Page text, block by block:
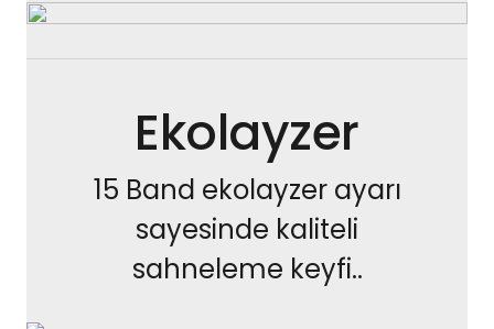
Ekolayzer
15 Band ekolayzer ayarı
sayesinde kaliteli
sahneleme keyfi..